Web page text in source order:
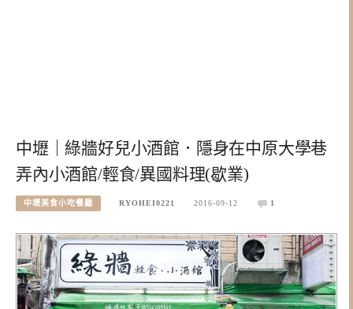
中壢｜綠牆好兒小酒館．隱身在中原大學巷
弄內小酒館/輕食/異國料理(歇業)
中壢美食小吃餐廳 RYOHEI0221 2016-09-12 1